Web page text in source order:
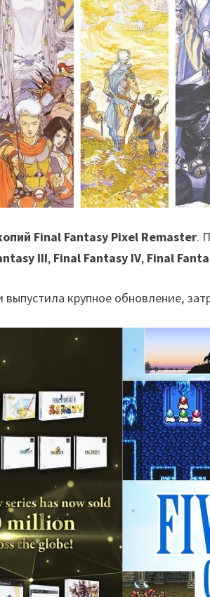
Final Fantasy Pixel Remaster.
III, Final Fantasy IV, Final
крупное обновление,